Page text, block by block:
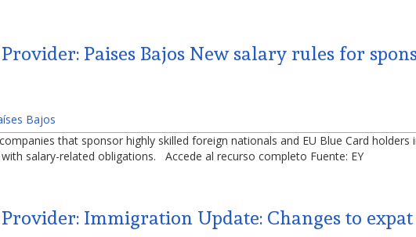
Paises Bajos New salary rules for
Bajos
that sponsor highly skilled foreign nationals and EU Blue Card
salary-related obligations. Accede al recurso completo Fuente: EY
Immigration Update: Changes to